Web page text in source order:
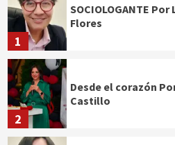
1
SOCIOLOGANTE
Flores
2
Desde el corazón
Castillo